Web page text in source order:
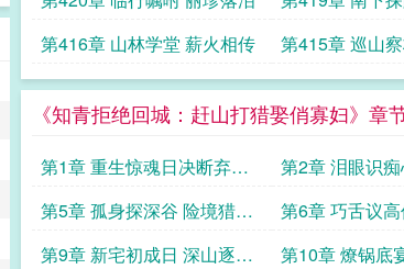
第416章 山林学堂 薪火相传
第415章 巡山
《知青拒绝回城：赶山打猎娶俏寡妇》章
第1章 重生惊魂日决断弃城
时
第2章 泪眼识
志
第5章 孤身探深谷 险境猎鹿
王
第6章 巧舌议
邻
第9章 新宅初成日 深山逐肥
第10章 燎锅底